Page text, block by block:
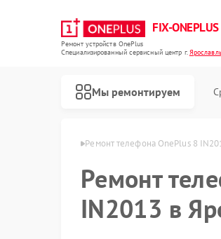
FIX-ONEPLUS
Ремонт устройств OnePlus
Специализированный cервисный центр г.
Мы ремонтируем
в Ярославле Ремонт телефона OnePlus 8
Ремонт
IN2013 в